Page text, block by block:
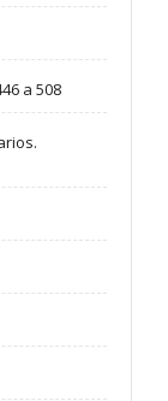
a 508